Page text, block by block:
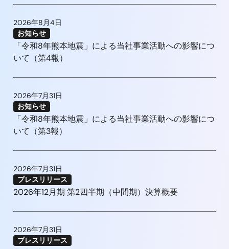
2026年8月4日
お知らせ
「令和8年熊本地震」による当社事業活動への影響につ
いて（第4報）
2026年7月31日
お知らせ
「令和8年熊本地震」による当社事業活動への影響につ
いて（第3報）
2026年7月31日
プレスリリース
2026年12月期 第2四半期（中間期）決算概要
2026年7月31日
プレスリリース